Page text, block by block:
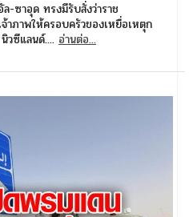
-ซาอุด ทรงมีรับสั่งว่าราช
าภาพให้ครอบครัวของเหยื่อเหตุก
วซีแลนด์.... อ่านต่อ...